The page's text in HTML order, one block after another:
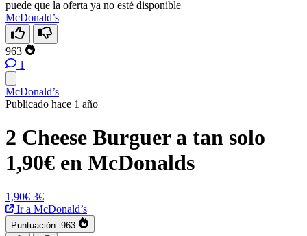
puede que la oferta ya no esté disponible
McDonald’s
963
1
McDonald’s
Publicado hace 1 año
2 Cheese Burguer a tan solo
1,90€ en McDonalds
1,90€ 3€
Ir a McDonald’s
Puntuación: 963